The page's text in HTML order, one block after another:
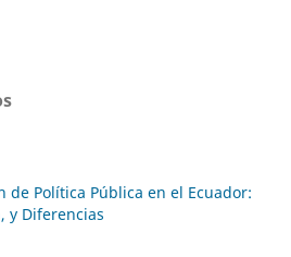
de Política Pública en el Ecuador:
y Diferencias